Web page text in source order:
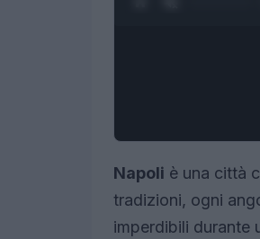
Napoli è una città
tradizioni, ogni
imperdibili durante